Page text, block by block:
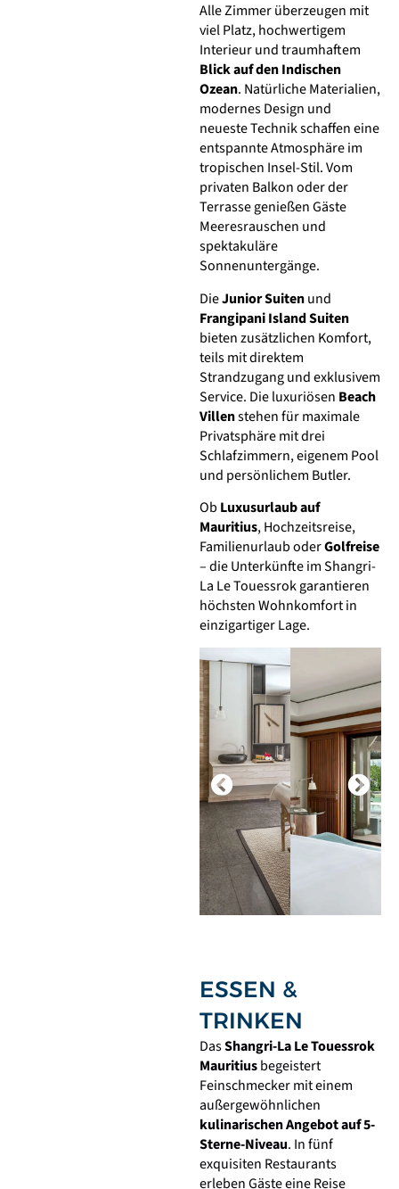
Alle Zimmer überzeugen mit
viel Platz, hochwertigem
Interieur und traumhaftem
Blick auf den Indischen
Ozean. Natürliche Materialien,
modernes Design und
neueste Technik schaffen eine
entspannte Atmosphäre im
tropischen Insel-Stil. Vom
privaten Balkon oder der
Terrasse genießen Gäste
Meeresrauschen und
spektakuläre
Sonnenuntergänge.
DieJunior Suitenund
Frangipani Island Suiten
bieten zusätzlichen Komfort,
teils mit direktem
Strandzugang und exklusivem
Service. Die luxuriösen Beach
Villenstehen für maximale
Privatsphäre mit drei
Schlafzimmern, eigenem Pool
und persönlichem Butler.
Ob Luxusurlaub auf
Mauritius, Hochzeitsreise,
Familienurlaub oderGolfreise
– die Unterkünfte im Shangri-
La Le Touessrok garantieren
höchsten Wohnkomfort in
einzigartiger Lage.
ESSEN &
TRINKEN
DasShangri-La Le Touessrok
Mauritiusbegeistert
Feinschmecker mit einem
außergewöhnlichen
kulinarischen Angebot auf 5-
Sterne-Niveau. In fünf
exquisiten Restaurants
erleben Gäste eine Reise